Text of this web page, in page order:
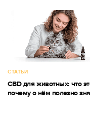
СТАТЬИ
CBD для животных: что
почему о нём полезно